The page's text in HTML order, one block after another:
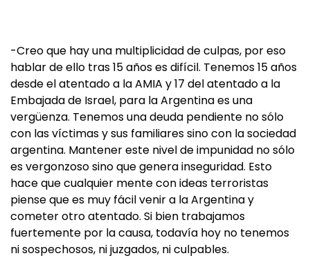
-Creo que hay una multiplicidad de culpas, por eso
hablar de ello tras 15 años es difícil. Tenemos 15 años
desde el atentado a la AMIA y 17 del atentado a la
Embajada de Israel, para la Argentina es una
vergüenza. Tenemos una deuda pendiente no sólo
con las víctimas y sus familiares sino con la sociedad
argentina. Mantener este nivel de impunidad no sólo
es vergonzoso sino que genera inseguridad. Esto
hace que cualquier mente con ideas terroristas
piense que es muy fácil venir a la Argentina y
cometer otro atentado. Si bien trabajamos
fuertemente por la causa, todavía hoy no tenemos
ni sospechosos, ni juzgados, ni culpables.